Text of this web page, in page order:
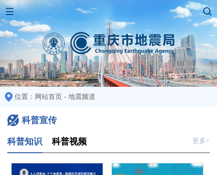
位置： 网站首页 - 地震频道
科普宣传
科普知识 科普视频 更多+